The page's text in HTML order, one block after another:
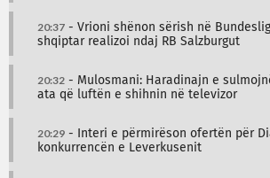
20:37 - Vrioni shënon sërish në
shqiptar realizoi ndaj RB Salzburgut
20:32 - Mulosmani: Haradinajn e
ata që luftën e shihnin në televizor
20:29 - Interi e përmirëson ofertën për
konkurrencën e Leverkusenit